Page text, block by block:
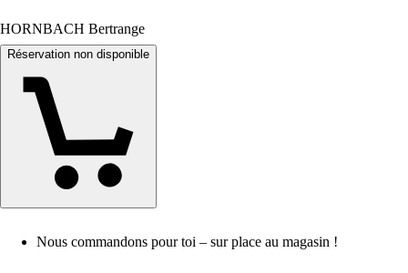
HORNBACH Bertrange
Réservation non disponible
Nous commandons pour toi – sur place au magasin !